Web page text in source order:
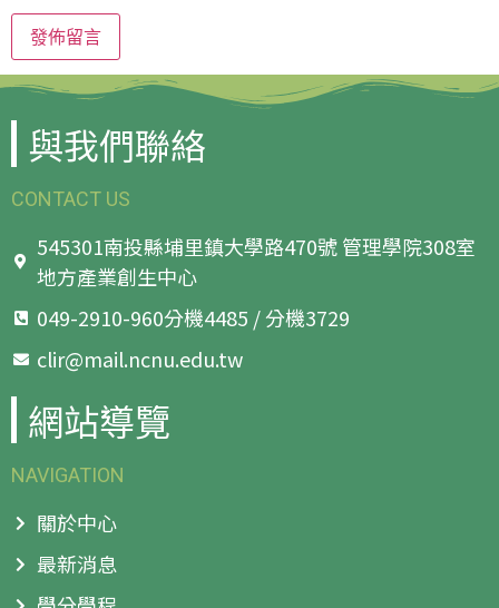
與我們聯絡
CONTACT US
545301南投縣埔里鎮大學路470號 管理學院308室
地方產業創生中心
049-2910-960分機4485 / 分機3729
clir@mail.ncnu.edu.tw
網站導覽
NAVIGATION
關於中心
最新消息